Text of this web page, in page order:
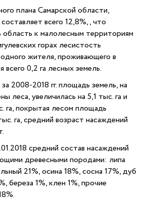
плана Самарской области,
всего 12,8%,, что
область к малолесным территориям
горах лесистость
жителя, проживающего в
0,2 га лесных земель.
2008-2018 гг. площадь земель, на
леса, увеличилась на 5,1 тыс. га и
га, покрытая лесом площадь
га, средний возраст насаждений
средний состав насаждений
древесными породами: липа
21%, осина 18%, сосна 17%, дуб
береза 1%, клен 1%, прочие